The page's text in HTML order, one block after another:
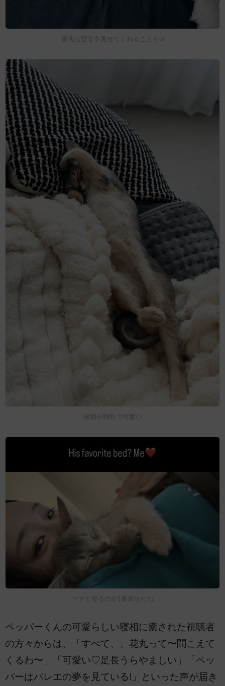
豪快な寝姿を見せてくれることもw
寝相が独特で可愛い
ママと寝るのが1番幸せだね
ペッパーくんの可愛らしい寝相に癒された視聴者
の方々からは、「すべて、、花丸って〜聞こえて
くるわ〜」「可愛い♡足長うらやましい」「ペッ
パーはバレエの夢を見ている!」といった声が届き